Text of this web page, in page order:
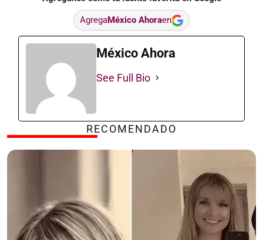
AgregaMéxico Ahoraen
México Ahora
See Full Bio
RECOMENDADO